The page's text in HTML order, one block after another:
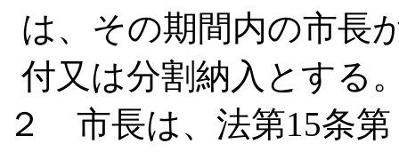
は、その期間内の市長
付又は分割納入とする
２ 市長は、法第15条